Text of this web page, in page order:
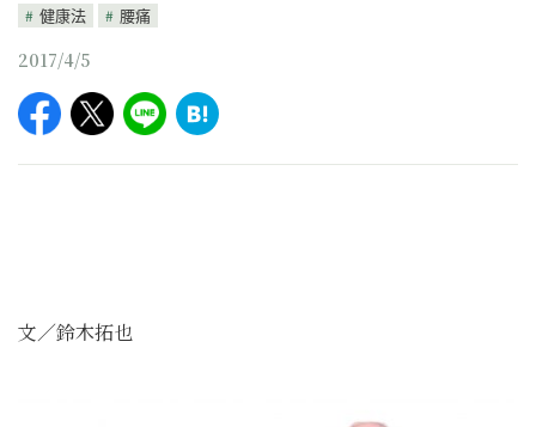
健康法
腰痛
2017/4/5
文／鈴木拓也